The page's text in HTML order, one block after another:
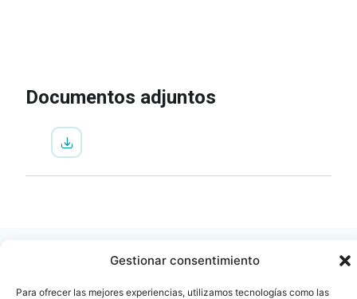
Gestionar consentimiento
Para ofrecer las mejores experiencias, utilizamos tecnologías como las
Documentos adjuntos